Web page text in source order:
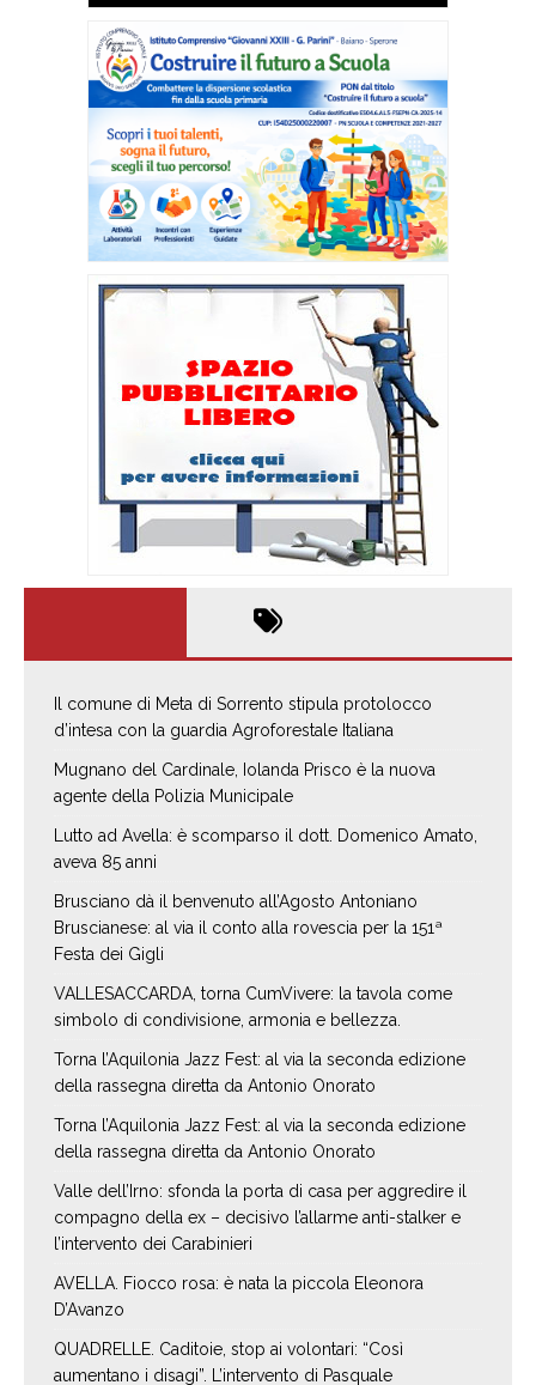
Il comune di Meta di Sorrento stipula protolocco
d’intesa con la guardia Agroforestale Italiana
Mugnano del Cardinale, Iolanda Prisco è la nuova
agente della Polizia Municipale
Lutto ad Avella: è scomparso il dott. Domenico Amato,
aveva 85 anni
Brusciano dà il benvenuto all’Agosto Antoniano
Bruscianese: al via il conto alla rovescia per la 151ª
Festa dei Gigli
VALLESACCARDA, torna CumVivere: la tavola come
simbolo di condivisione, armonia e bellezza.
Torna l’Aquilonia Jazz Fest: al via la seconda edizione
della rassegna diretta da Antonio Onorato
Torna l’Aquilonia Jazz Fest: al via la seconda edizione
della rassegna diretta da Antonio Onorato
Valle dell’Irno: sfonda la porta di casa per aggredire il
compagno della ex – decisivo l’allarme anti-stalker e
l’intervento dei Carabinieri
AVELLA. Fiocco rosa: è nata la piccola Eleonora
D’Avanzo
QUADRELLE. Caditoie, stop ai volontari: “Così
aumentano i disagi”. L’intervento di Pasquale